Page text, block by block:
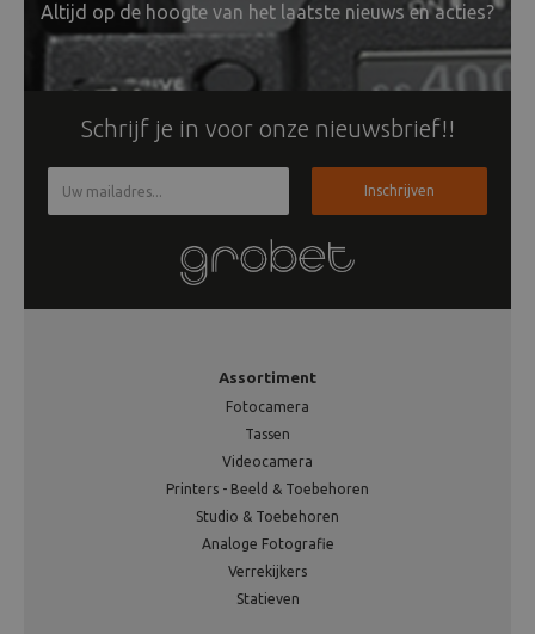
Altijd op de hoogte van het laatste nieuws en acties?
Schrijf je in voor onze nieuwsbrief!!
Inschrijven
Assortiment
Fotocamera
Tassen
Videocamera
Printers - Beeld & Toebehoren
Studio & Toebehoren
Analoge Fotografie
Verrekijkers
Statieven